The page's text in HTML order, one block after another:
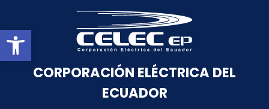
Abrir barra de herramientas
CORPORACIÓN ELÉCTRICA DEL
ECUADOR